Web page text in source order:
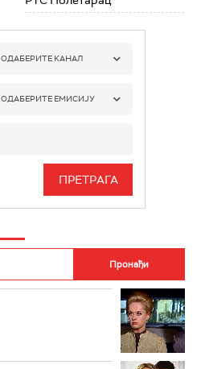
ОДАБЕРИТЕ КАНАЛ
РТС 1
РТС 3
ОДАБЕРИТЕ ЕМИСИЈУ
ИНФО